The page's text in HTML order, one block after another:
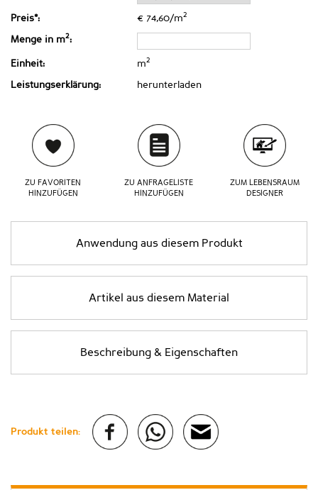
Preis*: € 74,60/m2
Menge in m2:
Einheit: m2
Leistungserklärung: herunterladen
ZU FAVORITEN
HINZUFÜGEN
ZU ANFRAGELISTE
HINZUFÜGEN
ZUM LEBENSRAUM
DESIGNER
Anwendung aus diesem Produkt
Artikel aus diesem Material
Beschreibung & Eigenschaften
Produkt teilen: